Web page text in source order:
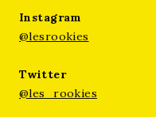
Instagram
@lesrookies
Twitter
@les_rookies